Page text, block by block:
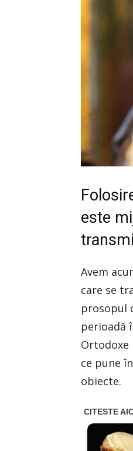
este
Avem
care se
prosopul
perioadă
Ortodoxe
ce pune
obiecte.